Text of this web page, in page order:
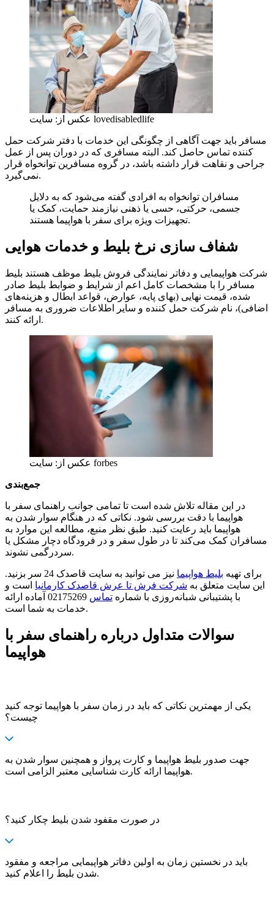
عکس از: سایت lovedisabledlife
مسافر باید جهت آگاهی از چگونگی این خدمات با دفتر شرکت حمل
کننده تماس حاصل کند. البته مسافری که در دوران پس از عمل
جراحی و نقاهت قرار داشته باشد، در گروه مسافرین توانخواه قرار
نمی‌گیرد.
مسافران توانخواه به افرادی گفته می‌شود که به دلایل
جسمی، حرکتی، حسی یا ذهنی نیازمند حمایت، کمک یا
تجهیزات ویژه برای سفر با هواپیما هستند.
شفاف سازی نرخ بلیط و خدمات هوایی
شرکت هواپیمایی و دفاتر نمایندگی فروش بلیط موظف هستند بلیط
مسافر را با مشخصات کامل اعم از شرایط و ضوابط بلیط صادر
شده، قیمت نهایی (بهای پایه، عوارض، قواعد ابطال و هزینه‌های
اضافی)، نام شرکت حمل کننده و سایر اطلاعات ضروری به مسافر
ارائه کنند.
عکس از: سایت forbes
جمع‌بندی
در این مقاله تلاش شده است تا تمامی جوانب راهنمای سفر با
هواپیما با دقت بررسی شود. نکاتی که در هنگام سوار شدن به
هواپیما باید رعایت کنید. طبق نظر منبع، مطالعه این موارد به
مسافران کمک می‌کند تا در طول سفر و در فرودگاه دچار مشکل یا
سردرگمی نشوند.
برای تهیه بلیط هواپیما
نیز می توانید به سایت قاصدک 24 سر بزنید.
این سایت متعلق به شرکت فرش تا عرش قاصدک کارمانیا است و
با پشتیبانی شبانه‌روزی با شماره تماس
02175269 آماده ارائه
خدمات به شما است.
سوالات متداول درباره راهنمای سفر با
هواپیما
یکی از مهمترین نکاتی که باید در زمان سفر با هواپیما توجه کنید
چیست؟
جهت صدور بلیط هواپیما و کارت پرواز و همچنین سوار شدن به
هواپیما ارائه کارت شناسایی معتبر الزامی است.
در صورت مقفود شدن بلیط چکار کنید؟
باید در نخستین زمان به اولین دفاتر هواپیمایی مراجعه و مفقود
شدن بلیط را اعلام کنید.